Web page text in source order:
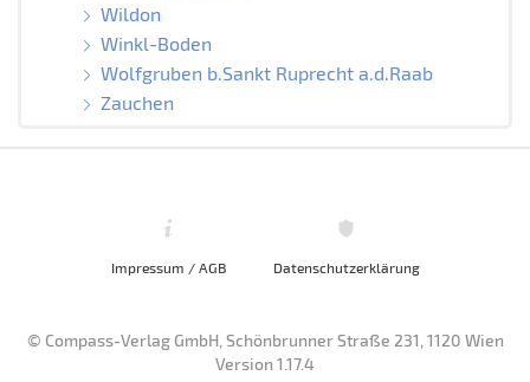
Wildon
Winkl-Boden
Wolfgruben b.Sankt Ruprecht a.d.Raab
Zauchen
Impressum / AGB Datenschutzerklärung
© Compass-Verlag GmbH, Schönbrunner Straße 231, 1120 Wien
Version 1.17.4